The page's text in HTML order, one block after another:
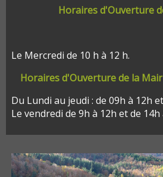
Horaires d'Ouverture
Le Mercredi de 10 h à 12 h.
Horaires d'Ouverture de la
Du Lundi au jeudi : de 09h à 12h
Le vendredi de 9h à 12h et de 14h